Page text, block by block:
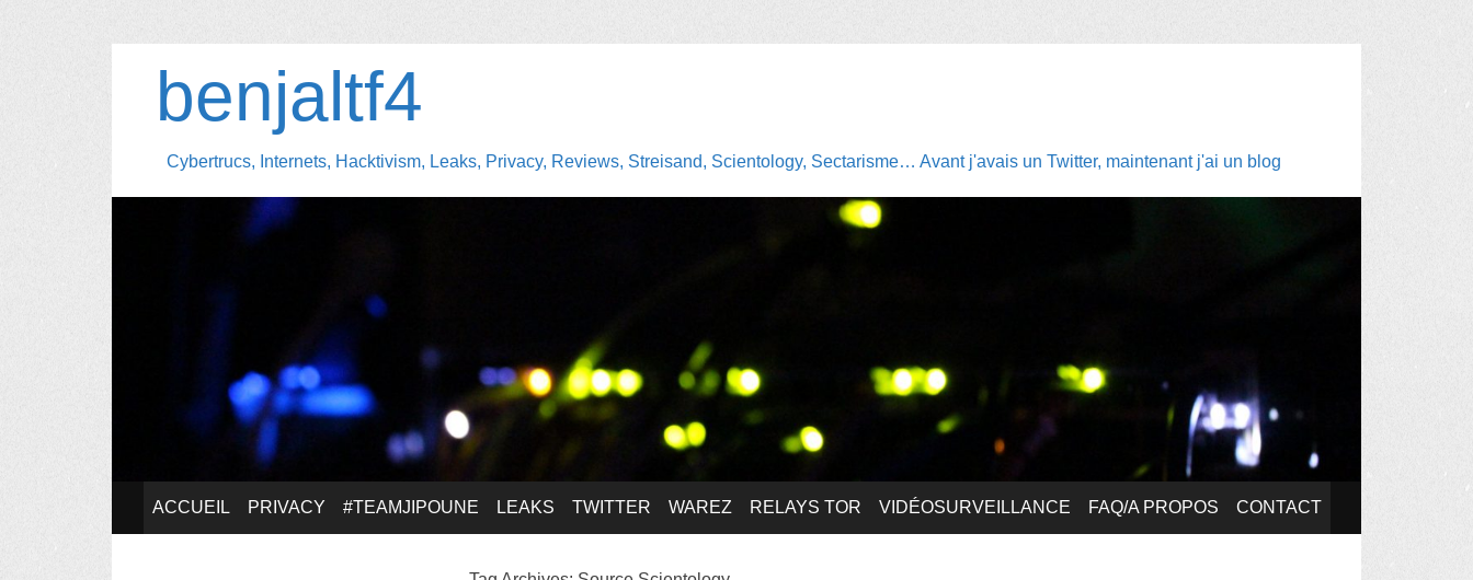
benjaltf4
Cybertrucs, Internets, Hacktivism, Leaks, Privacy, Reviews, Streisand, Scientology, Sectarisme… Avant j'avais un Twitter, maintenant j'ai un blog
SKIPACCUEIL PRIVACY #TEAMJIPOUNE LEAKS TWITTER WAREZ RELAYS TOR VIDÉOSURVEILLANCE FAQ/A PROPOS CONTACT